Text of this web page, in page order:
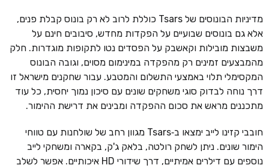
מדיניות הבונוסים של Tsars כוללת לרוב לא רק בונוס קבלת פנים,
אלא גם בונוסים שבועיים על הפקדות מחדש, סיבובים חינם על
משבצות מובילות וקאשבק על הפסדים נטו לתקופות מוגדרות. חלק
מהמבצעים זמינים רק מהפקדה במינימום מסוים, וגובה הבונוס
המקסימלי תלוי באמצעי התשלום והמטבע. עבור שחקנים מישראל זו
דרך נוחה לבדוק סוגי משחקים שונים עם סיכון נמוך יחסית, כל עוד
מתכננים מראש את סכום ההפקדה ומבינים את דרישת ההימור.
חובבי קזינו לייב ימצאו ב‑Tsars מגוון רחב של שולחנות עם טווחי
הימור שונים. ניתן לשחק רולטה, בלאק ג'ק, בקארה ומשחקי לייב
נוספים עם דילרים אמיתיים, דרך שידורי HD איכותיים. אפשר לשלב